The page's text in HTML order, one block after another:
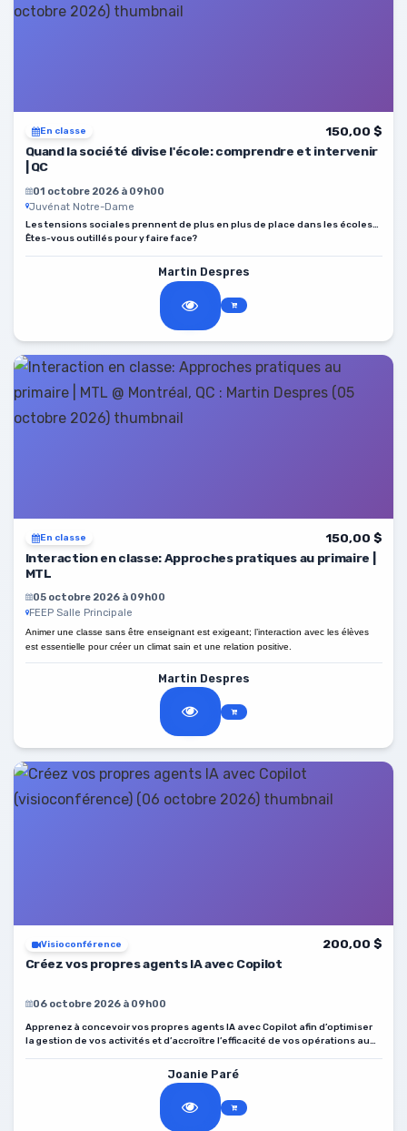
En classe
150,00 $
Quand la société divise l'école: comprendre et intervenir
| QC
01 octobre 2026 à 09h00
Juvénat Notre-Dame
Les tensions sociales prennent de plus en plus de place dans les écoles…
Êtes-vous outillés pour y faire face?
Martin Despres
En classe
150,00 $
Interaction en classe: Approches pratiques au primaire |
MTL
05 octobre 2026 à 09h00
FEEP Salle Principale
Animer une classe sans être enseignant est exigeant; l’interaction avec les élèves
est essentielle pour créer un climat sain et une relation positive.
Martin Despres
Visioconférence
200,00 $
Créez vos propres agents IA avec Copilot
06 octobre 2026 à 09h00
Apprenez à concevoir vos propres agents IA avec Copilot afin d’optimiser
la gestion de vos activités et d’accroître l’efficacité de vos opérations au
Joanie Paré